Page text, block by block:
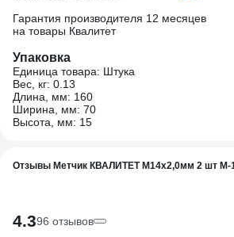
Гарантия производителя 12 месяцев
на товары Квалитет
Упаковка
Единица товара: Штука
Вес, кг: 0.13
Длина, мм: 160
Ширина, мм: 70
Высота, мм: 15
Отзывы Метчик КВАЛИТЕТ М14x2,0мм 2 шт М-
4.396 отзывов